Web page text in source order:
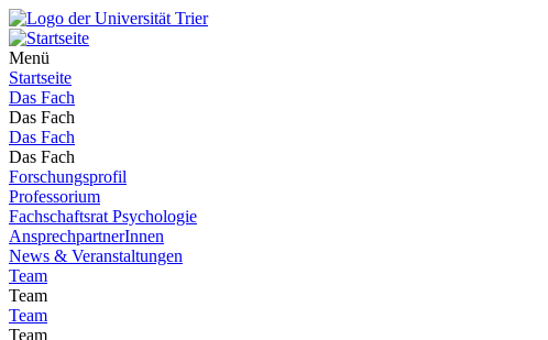
Menü
Startseite
Das Fach
Das Fach
Das Fach
Das Fach
Forschungsprofil
Professorium
Fachschaftsrat Psychologie
AnsprechpartnerInnen
News & Veranstaltungen
Team
Team
Team
Team